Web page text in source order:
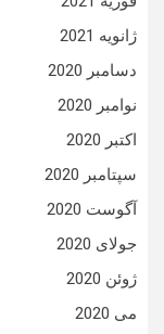
ژانویه 2021
دسامبر 2020
نوامبر 2020
اکتبر 2020
سپتامبر 2020
آگوست 2020
جولای 2020
ژوئن 2020
می 2020